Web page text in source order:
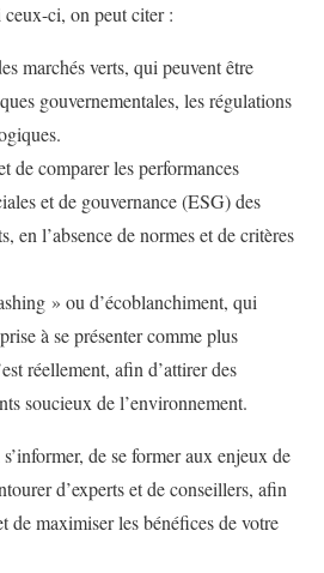
ci, on peut citer :
marchés verts, qui peuvent être
gouvernementales, les régulations
de comparer les performances
et de gouvernance (ESG) des
en l’absence de normes et de critères
» ou d’écoblanchiment, qui
à se présenter comme plus
réellement, afin d’attirer des
soucieux de l’environnement.
de se former aux enjeux de
d’experts et de conseillers, afin
de maximiser les bénéfices de votre